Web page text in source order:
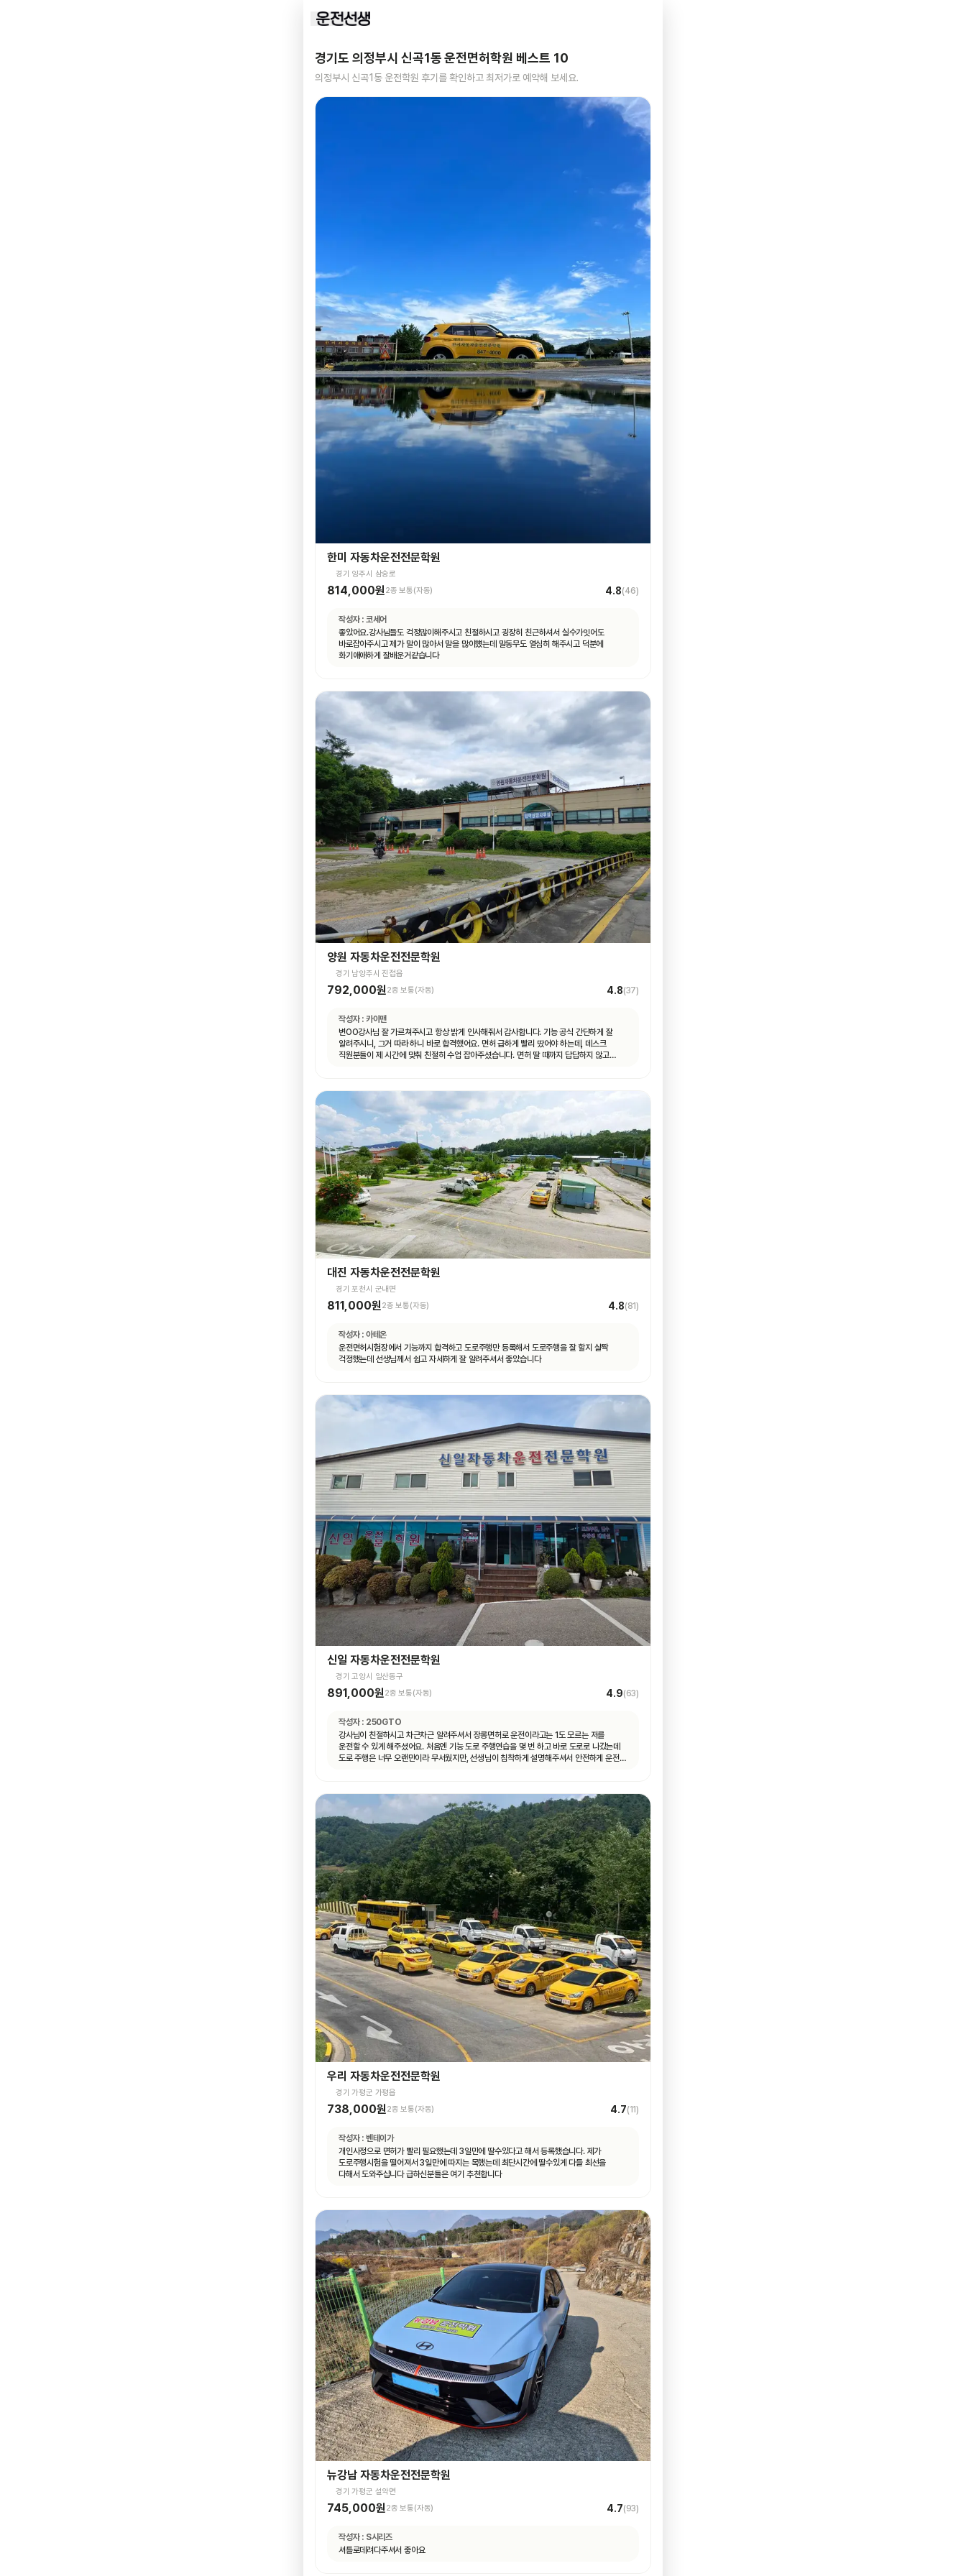
경기도 의정부시 신곡1동운전면허학원 베스트 10
의정부시 신곡1동 운전학원 후기를 확인하고 최저가로 예약해 보세요.
한미 자동차운전전문학원
경기 양주시 삼숭로
814,000원2종 보통(자동) 4.8(46)
작성자 : 코세어
좋았어요.강사님들도 걱정많이해주시고 친절하시고 굉장히 친근하셔서 실수가잇어도
바로잡아주시고 제가 말이 많아서 말을 많이헀는데 말동무도 열심히 해주시고 덕분에
화기애애하게 잘배운거같습니다
양원 자동차운전전문학원
경기 남양주시 진접읍
792,000원 2종 보통(자동) 4.8(37)
작성자 : 카이맨
변OO강사님 잘 가르쳐주시고 항상 밝게 인사해줘서 감사합니다. 기능 공식 간단하게 잘
알려주시니, 그거 따라 하니 바로 합격했어요. 면허 급하게 빨리 땄어야 하는데, 데스크
직원분들이 제 시간에 맞춰 친절히 수업 잡아주셨습니다. 면허 딸 때까지 답답하지 않고
대진 자동차운전전문학원
경기 포천시 군내면
811,000원 2종 보통(자동) 4.8(81)
작성자 : 아테온
운전면허시험장에서 기능까지 합격하고 도로주행만 등록해서 도로주행을 잘 할지 살짝
걱정했는데 선생님께서 쉽고 자세하게 잘 알려주셔서 좋았습니다
신일 자동차운전전문학원
경기 고양시 일산동구
891,000원2종 보통(자동) 4.9(63)
작성자 : 250GTO
강사님이 친절하시고 차근차근 알려주셔서 장롱면허로 운전이라고는 1도 모르는 저를
운전할 수 있게 해주셨어요. 처음엔 기능 도로 주행연습을 몇 번 하고 바로 도로로 나갔는데
도로 주행은 너무 오랜만이라 무서웠지만, 선생님이 침착하게 설명해주셔서 안전하게 운전할
우리 자동차운전전문학원
경기 가평군 가평읍
738,000원2종 보통(자동) 4.7(11)
작성자 : 벤테이가
개인사정으로 면허가 빨리 필요했는데 3일만에 딸수있다고 해서 등록했습니다. 제가
도로주행시험을 떨어져서 3일만에 따지는 목했는데 최단시간에 딸수있게 다들 최선을
다해서 도와주십니다 급하신분들은 여기 추천합니다
뉴강남 자동차운전전문학원
경기 가평군 설악면
745,000원2종 보통(자동) 4.7(93)
작성자 : S시리즈
셔틀로데려다주셔서 좋아요